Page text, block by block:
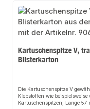
Kartuschenspitze V,
Blisterkarton
Die Kartuschenspitze V
Klebstoffen wie
Kartuschenspitzen, Länge 57